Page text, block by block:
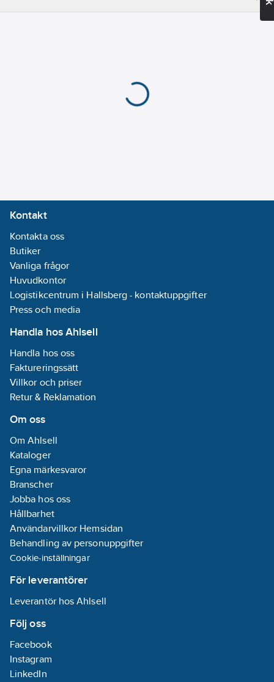
Kontakt
Kontakta oss
Butiker
Vanliga frågor
Huvudkontor
Logistikcentrum i Hallsberg - kontaktuppgifter
Press och media
Handla hos Ahlsell
Handla hos oss
Faktureringssätt
Villkor och priser
Retur & Reklamation
Om oss
Om Ahlsell
Kataloger
Egna märkesvaror
Branscher
Jobba hos oss
Hållbarhet
Användarvillkor Hemsidan
Behandling av personuppgifter
Cookie-inställningar
För leverantörer
Leverantör hos Ahlsell
Följ oss
Facebook
Instagram
LinkedIn